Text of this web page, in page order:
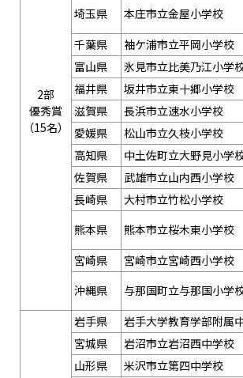
2部
優秀賞
（15名）
埼玉県
本庄市立金屋小学校
千葉県
袖ケ浦市立平岡小学校
富山県
氷見市立比美乃江小学
福井県
坂井市立東十郷小学校
滋賀県
長浜市立速水小学校
愛媛県
松山市立久枝小学校
高知県
中土佐町立大野見小学
佐賀県
武雄市立山内西小学校
長崎県
大村市立竹松小学校
熊本県
熊本市立桜木東小学校
宮崎県
宮崎市立宮崎西小学校
沖縄県
与那国町立与那国小学
岩手県 岩手大学教育学部附属
宮城県
岩沼市立岩沼西中学校
山形県
米沢市立第四中学校